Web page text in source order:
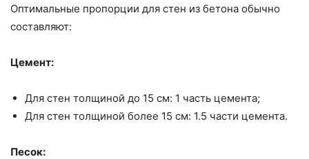
Оптимальные пропорции для стен из бетона обычно
составляют:
Цемент:
Для стен толщиной до 15 см: 1 часть цемента;
Для стен толщиной более 15 см: 1.5 части цемента.
Песок: